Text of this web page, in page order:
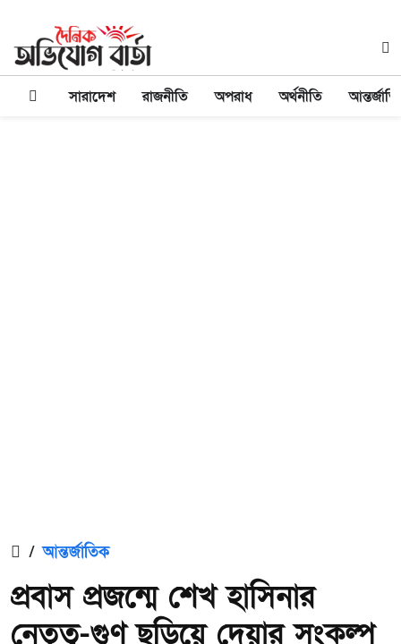
সারাদেশ রাজনীতি অপরাধ অর্থনীতি
/ আন্তর্জাতিক
প্রবাস প্রজন্মে শেখ হাসিনার
নেতৃত্ব-গুণ ছড়িয়ে দেয়ার সংকল্প